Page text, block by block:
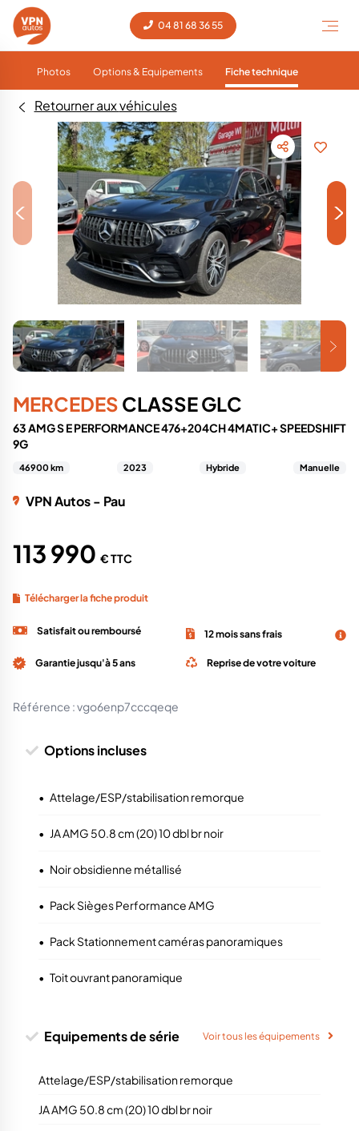
04 81 68 36 55
Photos Options & Equipements Fiche technique
Retourner aux véhicules
< >
MERCEDES CLASSE GLC
63 AMG S E PERFORMANCE 476+204CH 4MATIC+ SPEEDSHIFT
9G
46900 km 2023 Hybride Manuelle
VPN Autos - Pau
113 990 € TTC
Télécharger la fiche produit
Satisfait ou remboursé 12 mois sans frais
Garantie jusqu'à 5 ans Reprise de votre voiture
Référence :vgo6enp7cccqeqe
Options incluses
• Attelage/ESP/stabilisation remorque
• JA AMG 50.8 cm (20) 10 dbl br noir
• Noir obsidienne métallisé
• Pack Sièges Performance AMG
• Pack Stationnement caméras panoramiques
• Toit ouvrant panoramique
Equipements de série Voir tous les équipements
Attelage/ESP/stabilisation remorque
JA AMG 50.8 cm (20) 10 dbl br noir